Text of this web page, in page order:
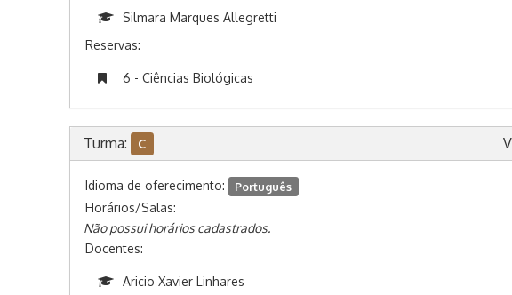
Silmara Marques Allegretti
Reservas:
6 - Ciências Biológicas
Turma: C
Idioma de oferecimento: Português
Horários/Salas:
Não possui horários cadastrados.
Docentes:
Aricio Xavier Linhares